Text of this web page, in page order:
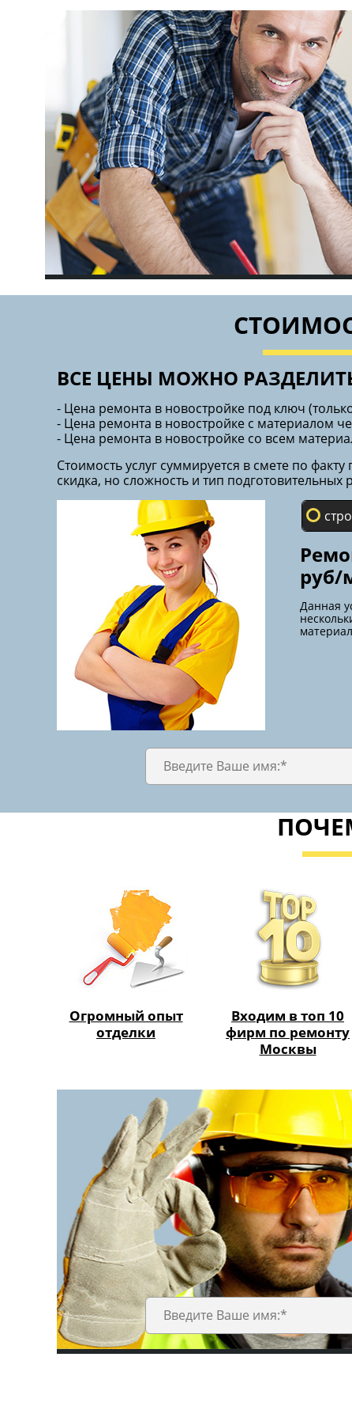
ВСЕ ЦЕНЫ МОЖНО
- Цена ремонта в новостройке под ключ
- Цена ремонта в новостройке с материалом
- Цена ремонта в новостройке со всем
Стоимость услуг суммируется в смете по
скидка, но сложность и тип подготовительных
руб/
Данная
Огромный опыт
отделки
Входим в топ 10
фирм по ремонту
Москвы